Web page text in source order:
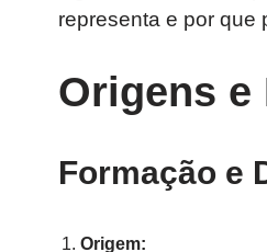
representa e por que
Origens
Formação e
Origem: